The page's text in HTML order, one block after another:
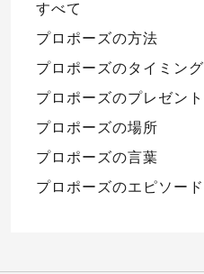
すべて
プロポーズの方法
プロポーズのタイミング
プロポーズのプレゼント
プロポーズの場所
プロポーズの言葉
プロポーズのエピソード